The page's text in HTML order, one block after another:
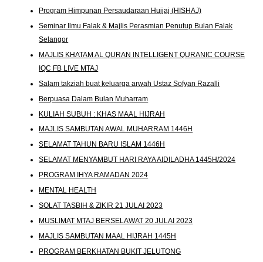
Program Himpunan Persaudaraan Hujjaj (HISHAJ)
Seminar Ilmu Falak & Majlis Perasmian Penutup Bulan Falak
Selangor
MAJLIS KHATAM AL QURAN INTELLIGENT QURANIC COURSE
IQC FB LIVE MTAJ
Salam takziah buat keluarga arwah Ustaz Sofyan Razalli
Berpuasa Dalam Bulan Muharram
KULIAH SUBUH : KHAS MAAL HIJRAH
MAJLIS SAMBUTAN AWAL MUHARRAM 1446H
SELAMAT TAHUN BARU ISLAM 1446H
SELAMAT MENYAMBUT HARI RAYA AIDILADHA 1445H/2024
PROGRAM IHYA RAMADAN 2024
MENTAL HEALTH
SOLAT TASBIH & ZIKIR 21 JULAI 2023
MUSLIMAT MTAJ BERSELAWAT 20 JULAI 2023
MAJLIS SAMBUTAN MAAL HIJRAH 1445H
PROGRAM BERKHATAN BUKIT JELUTONG